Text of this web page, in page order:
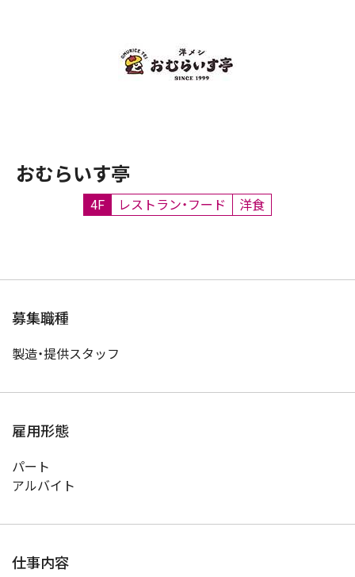
おむらいす亭
4F レストラン・フード 洋食
募集職種
製造・提供スタッフ
雇用形態
パート
アルバイト
仕事内容